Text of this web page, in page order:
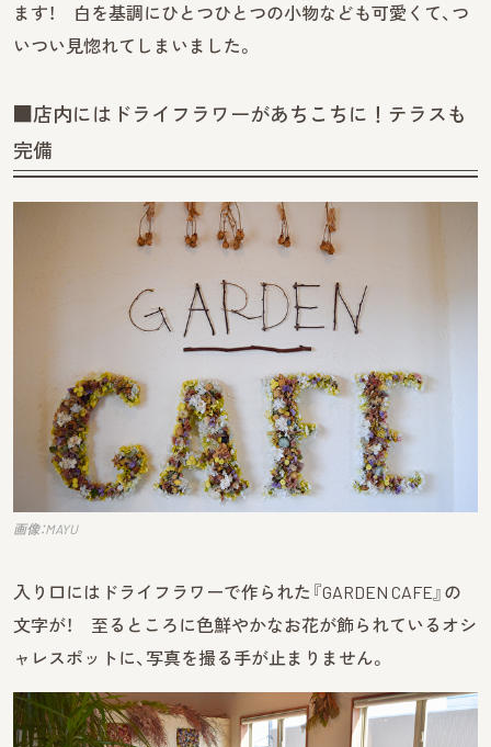
ます！ 白を基調にひとつひとつの小物なども可愛くて、つ
いつい見惚れてしまいました。
■店内にはドライフラワーがあちこちに！テラスも
完備
画像：MAYU
入り口にはドライフラワーで作られた『GARDEN CAFE』の
文字が！ 至るところに色鮮やかなお花が飾られているオシ
ャレスポットに、写真を撮る手が止まりません。